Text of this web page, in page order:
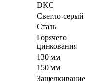
DKC
Светло-серый
Сталь
Горячего
цинкования
130 мм
150 мм
Защелкивание